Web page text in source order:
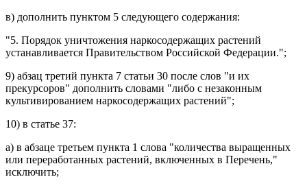
в) дополнить пунктом 5 следующего содержания:
"5. Порядок уничтожения наркосодержащих растений
устанавливается Правительством Российской Федерации.";
9) абзац третий пункта 7 статьи 30 после слов "и их
прекурсоров" дополнить словами "либо с незаконным
культивированием наркосодержащих растений";
10) в статье 37:
а) в абзаце третьем пункта 1 слова "количества выращенных
или переработанных растений, включенных в Перечень,"
исключить;